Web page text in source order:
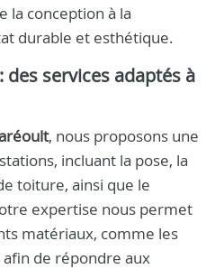
la conception à la
durable et esthétique.
services adaptés à
, nous proposons une
incluant la pose, la
toiture, ainsi que le
expertise nous permet
matériaux, comme les
afin de répondre aux